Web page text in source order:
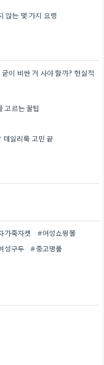
않는 몇 가지 요령
이 비싼 거 사야 할까? 현실적
고르는 꿀팁
일리룩 고민 끝
가죽자켓
#여성쇼핑몰
성구두
#중고명품